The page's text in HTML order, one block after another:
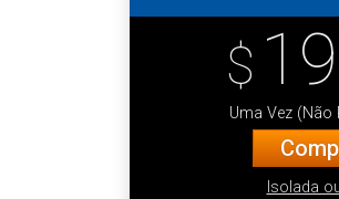
$
Uma Vez (Não
Isolada